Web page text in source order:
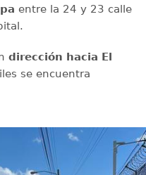
entre la 24 y 23 calle
dirección hacia El
se encuentra